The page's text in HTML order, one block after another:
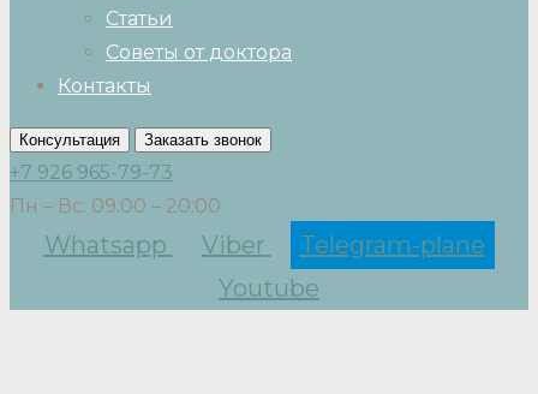
Статьи
Советы от доктора
Контакты
Консультация Заказать звонок
+7 926 965-79-73
Пн – Вс: 09:00 – 20:00
Whatsapp Viber
Telegram-plane
Youtube